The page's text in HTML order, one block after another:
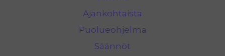
Ajankohtaista
Puolueohjelma
Säännöt